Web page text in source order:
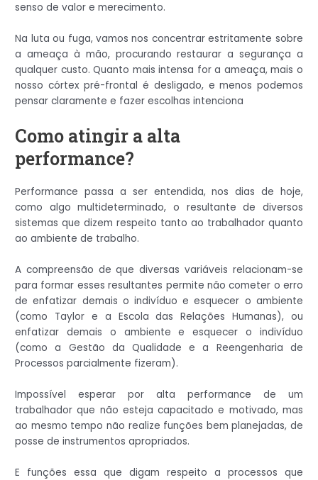
senso de valor e merecimento.
Na luta ou fuga, vamos nos concentrar estritamente sobre
a ameaça à mão, procurando restaurar a segurança a
qualquer custo. Quanto mais intensa for a ameaça, mais o
nosso córtex pré-frontal é desligado, e menos podemos
pensar claramente e fazer escolhas intenciona
Como atingir a alta
performance?
Performance passa a ser entendida, nos dias de hoje,
como algo multideterminado, o resultante de diversos
sistemas que dizem respeito tanto ao trabalhador quanto
ao ambiente de trabalho.
A compreensão de que diversas variáveis relacionam-se
para formar esses resultantes permite não cometer o erro
de enfatizar demais o indivíduo e esquecer o ambiente
(como Taylor e a Escola das Relações Humanas), ou
enfatizar demais o ambiente e esquecer o indivíduo
(como a Gestão da Qualidade e a Reengenharia de
Processos parcialmente fizeram).
Impossível esperar por alta performance de um
trabalhador que não esteja capacitado e motivado, mas
ao mesmo tempo não realize funções bem planejadas, de
posse de instrumentos apropriados.
E funções essa que digam respeito a processos que